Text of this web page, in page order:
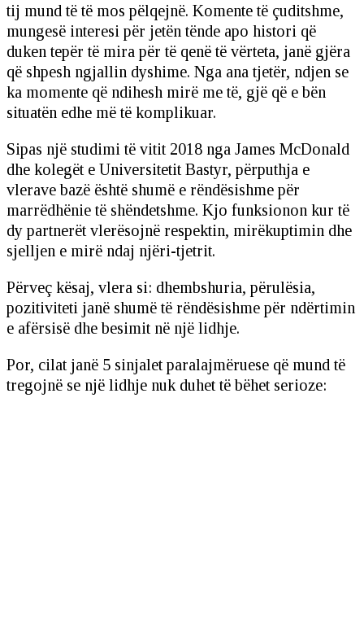
tij mund të të mos pëlqejnë. Komente të çuditshme,
mungesë interesi për jetën tënde apo histori që
duken tepër të mira për të qenë të vërteta, janë gjëra
që shpesh ngjallin dyshime. Nga ana tjetër, ndjen se
ka momente që ndihesh mirë me të, gjë që e bën
situatën edhe më të komplikuar.
Sipas një studimi të vitit 2018 nga James McDonald
dhe kolegët e Universitetit Bastyr, përputhja e
vlerave bazë është shumë e rëndësishme për
marrëdhënie të shëndetshme. Kjo funksionon kur të
dy partnerët vlerësojnë respektin, mirëkuptimin dhe
sjelljen e mirë ndaj njëri-tjetrit.
Përveç kësaj, vlera si: dhembshuria, përulësia,
pozitiviteti janë shumë të rëndësishme për ndërtimin
e afërsisë dhe besimit në një lidhje.
Por, cilat janë 5 sinjalet paralajmëruese që mund të
tregojnë se një lidhje nuk duhet të bëhet serioze: